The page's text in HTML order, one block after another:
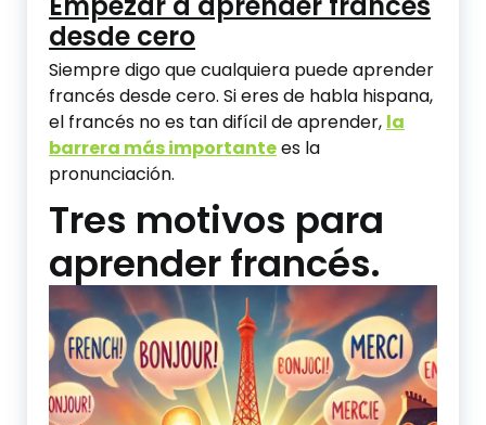
desde cero
Siempre digo que cualquiera puede aprender
francés desde cero. Si eres de habla hispana,
el francés no es tan difícil de aprender, la
barrera más importantees la
pronunciación.
Tres motivos para
aprender francés.